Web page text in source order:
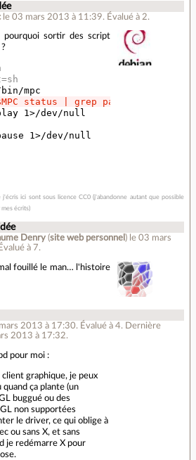
le 03 mars 2013 à 11:39. Évalué à 2.
pourquoi sortir des script
status | grep pause | cut -
j'écris ici sont sous licence CC0 (j'abandonne autant que possible
écrits)
Denry(site web personnel ) le 03 mars
Évalué à 7.
fouillé le man… l'histoire
2013 à 17:30. Évalué à 4. Dernière
2013 à 17:32.
pour moi :
client graphique, je peux
quand ça plante (un
buggué ou des
non supportées
le driver, ce qui oblige à
ou sans X, et sans
je redémarre X pour